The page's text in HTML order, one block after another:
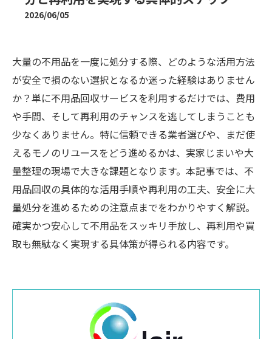
2026/06/05
大量の不用品を一度に処分する際、どのような活用方法
が安全で損のない選択となるか迷った経験はありません
か？単に不用品回収サービスを利用するだけでは、費用
や手間、そして再利用のチャンスを逃してしまうことも
少なくありません。特に信頼できる業者選びや、まだ使
えるモノのリユースをどう進めるかは、実家じまいや大
量整理の現場で大きな課題となります。本記事では、不
用品回収の具体的な活用手順や再利用の工夫、安全に大
量処分を進めるための注意点までをわかりやすく解説。
確実かつ安心して不用品をスッキリ手放し、再利用や買
取も無駄なく実現する具体策が得られる内容です。